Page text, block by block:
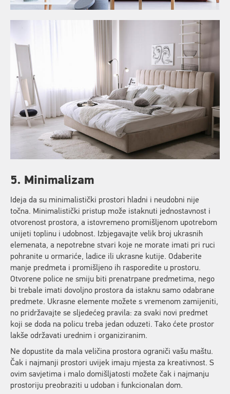
5. Minimalizam
Ideja da su minimalistički prostori hladni i neudobni nije
točna. Minimalistički pristup može istaknuti jednostavnost i
otvorenost prostora, a istovremeno promišljenom upotrebom
unijeti toplinu i udobnost. Izbjegavajte velik broj ukrasnih
elemenata, a nepotrebne stvari koje ne morate imati pri ruci
pohranite u ormariće, ladice ili ukrasne kutije. Odaberite
manje predmeta i promišljeno ih rasporedite u prostoru.
Otvorene police ne smiju biti prenatrpane predmetima, nego
bi trebale imati dovoljno prostora da istaknu samo odabrane
predmete. Ukrasne elemente možete s vremenom zamijeniti,
no pridržavajte se sljedećeg pravila: za svaki novi predmet
koji se doda na policu treba jedan oduzeti. Tako ćete prostor
lakše održavati urednim i organiziranim.
Ne dopustite da mala veličina prostora ograniči vašu maštu.
Čak i najmanji prostori uvijek imaju mjesta za kreativnost. S
ovim savjetima i malo domišljatosti možete čak i najmanju
prostoriju preobraziti u udoban i funkcionalan dom.